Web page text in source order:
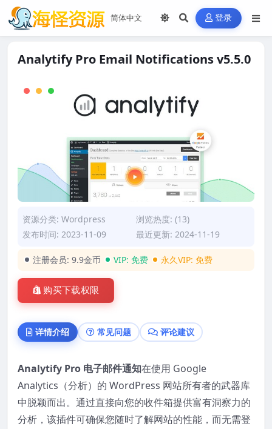
登录
Analytify Pro Email Notifications v5.5.0
资源分类: Wordpress
浏览热度: (13)
发布时间: 2023-11-09
最近更新: 2024-11-19
注册会员: 9.9金币 VIP: 免费 永久VIP: 免费
购买下载权限
详情介绍 常见问题 评论建议
Analytify Pro 电子邮件通知在使用 Google
Analytics（分析）的 WordPress 网站所有者的武器库
中脱颖而出。通过直接向您的收件箱提供富有洞察力的
分析，该插件可确保您随时了解网站的性能，而无需登